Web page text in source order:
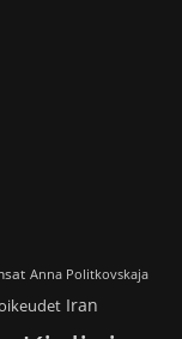
Anna Politkovskaja
Iran